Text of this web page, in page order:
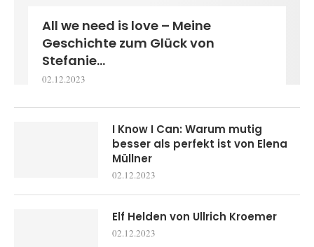
All we need is love – Meine
Geschichte zum Glück von
Stefanie...
02.12.2023
I Know I Can: Warum mutig
besser als perfekt ist von Elena
Müllner
02.12.2023
Elf Helden von Ullrich Kroemer
02.12.2023